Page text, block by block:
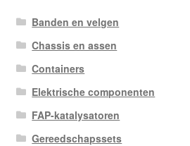
Banden en velgen
Chassis en assen
Containers
Elektrische componenten
FAP-katalysatoren
Gereedschapssets